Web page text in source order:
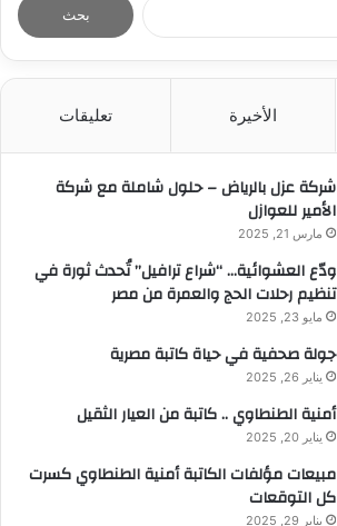
ح
الأخيرة تعليقات
شركة عزل بالرياض – حلول شاملة مع شركة
الأمير للعوازل
مارس 21, 2025
ودّع العشوائية… “شراع ترافيل” تُحدث ثورة في
تنظيم رحلات الحج والعمرة من مصر
مايو 23, 2025
جولة صحفية في حياة كاتبة مصرية
يناير 26, 2025
أمنية الطنطاوي .. كاتبة من العيار الثقيل
يناير 20, 2025
مبيعات مؤلفات الكاتبة أمنية الطنطاوي كسرت
كل التوقعات
يناير 29, 2025